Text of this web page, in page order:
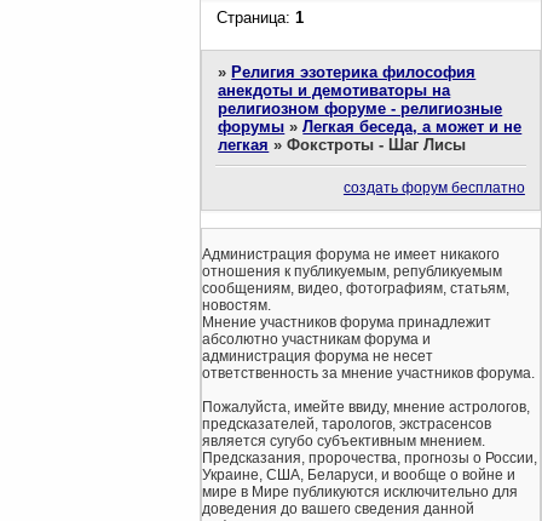
Страница:1
» Религия эзотерика философия
анекдоты и демотиваторы на
религиозном форуме - религиозные
форумы »Легкая беседа, а может и не
легкая »Фокстроты - Шаг Лисы
создать форум бесплатно
Администрация форума не имеет никакого
отношения к публикуемым, републикуемым
сообщениям, видео, фотографиям, статьям,
новостям.
Мнение участников форума принадлежит
абсолютно участникам форума и
администрация форума не несет
ответственность за мнение участников форума.
Пожалуйста, имейте ввиду, мнение астрологов,
предсказателей, тарологов, экстрасенсов
является сугубо субъективным мнением.
Предсказания, пророчества, прогнозы о России,
Украине, США, Беларуси, и вообще о войне и
мире в Мире публикуются исключительно для
доведения до вашего сведения данной